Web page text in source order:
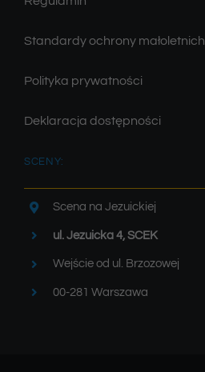
Standardy ochrony małoletnich
Polityka prywatności
Deklaracja dostępności
SCENY:
Scena na Jezuickiej
ul. Jezuicka 4, SCEK
Wejście od ul. Brzozowej
00-281 Warszawa